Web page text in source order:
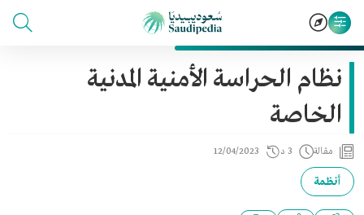
نظام الحراسة الأمنية المدنية
الخاصة
مقالة 3 د 12/04/2023
أنظمة